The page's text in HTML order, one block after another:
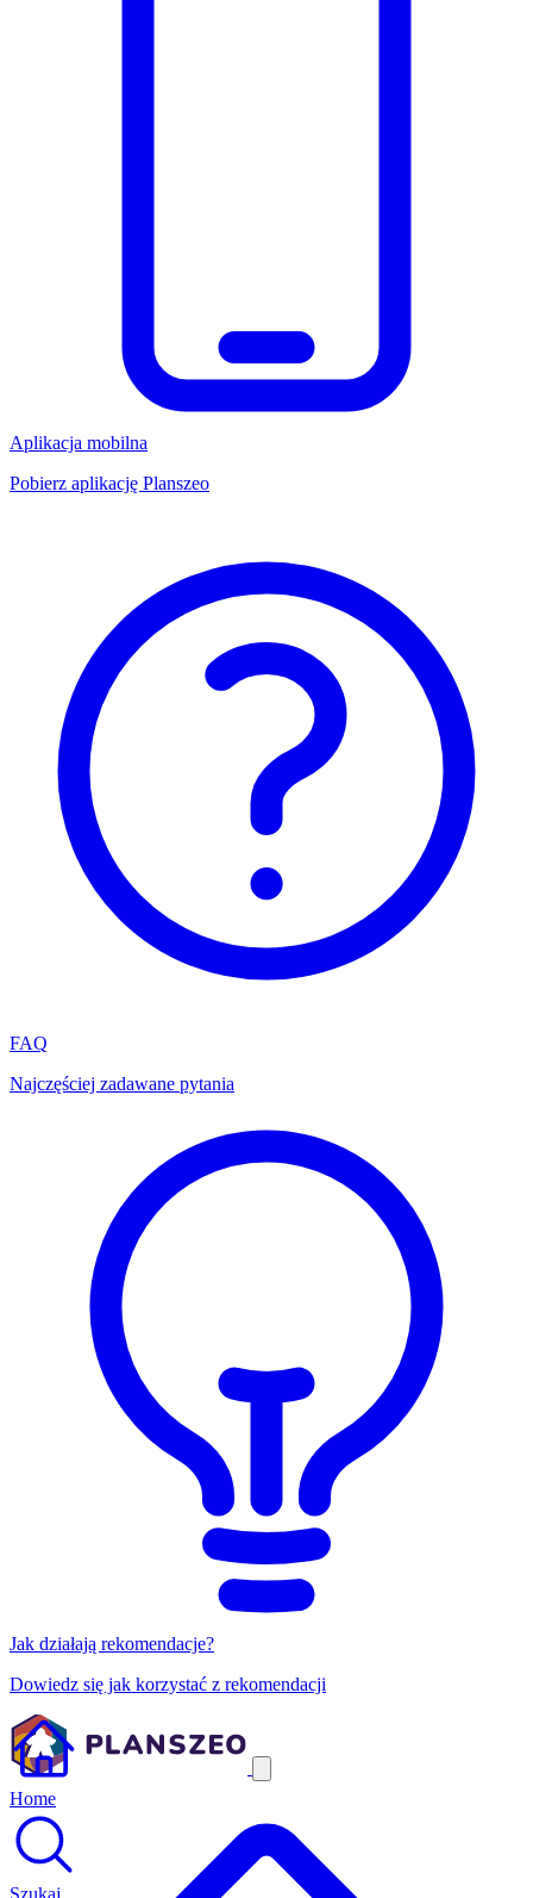
Aplikacja mobilna
Pobierz aplikację Planszeo
FAQ
Najczęściej zadawane pytania
Jak działają rekomendacje?
Dowiedz się jak korzystać z rekomendacji
Home
Szukaj